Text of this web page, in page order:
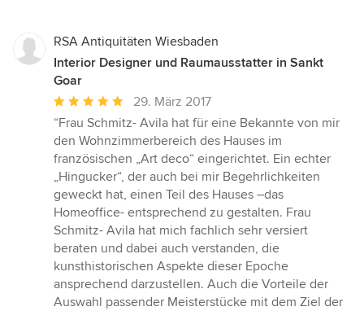
RSA Antiquitäten Wiesbaden
Interior Designer und Raumausstatter in Sankt
Goar
Durchschnittliche
Bewertung:
5
von
5
Sternen
29. März 2017
“Frau Schmitz- Avila hat für eine Bekannte von mir
den Wohnzimmerbereich des Hauses im
französischen „Art deco“ eingerichtet. Ein echter
„Hingucker“, der auch bei mir Begehrlichkeiten
geweckt hat, einen Teil des Hauses –das
Homeoffice- entsprechend zu gestalten. Frau
Schmitz- Avila hat mich fachlich sehr versiert
beraten und dabei auch verstanden, die
kunsthistorischen Aspekte dieser Epoche
ansprechend darzustellen. Auch die Vorteile der
Auswahl passender Meisterstücke mit dem Ziel der